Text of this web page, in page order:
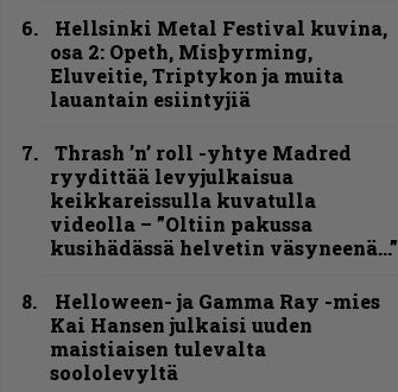
Hellsinki Metal Festival kuvina,
osa 2: Opeth, Misþyrming,
Eluveitie, Triptykon ja muita
lauantain esiintyjiä
Thrash ’n’ roll -yhtye Madred
ryydittää levyjulkaisua
keikkareissulla kuvatulla
videolla – ”Oltiin pakussa
kusihädässä helvetin väsyneenä…”
Helloween- ja Gamma Ray -mies
Kai Hansen julkaisi uuden
maistiaisen tulevalta
soololevyltä